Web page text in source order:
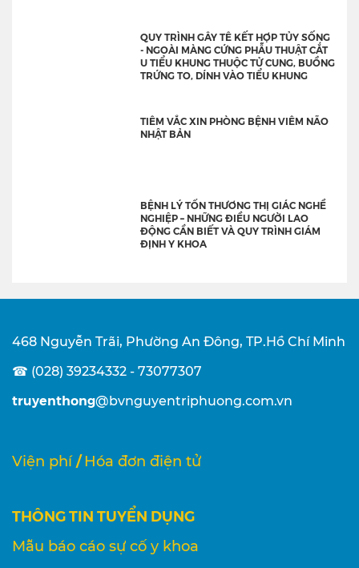
QUY TRÌNH GÂY TÊ KẾT HỢP TỦY SỐNG
- NGOÀI MÀNG CỨNG PHẪU THUẬT CẮT
U TIỂU KHUNG THUỘC TỬ CUNG, BUỒNG
TRỨNG TO, DÍNH VÀO TIỂU KHUNG
TIÊM VẮC XIN PHÒNG BỆNH VIÊM NÃO
NHẬT BẢN
BỆNH LÝ TỔN THƯƠNG THỊ GIÁC NGHỀ
NGHIỆP – NHỮNG ĐIỀU NGƯỜI LAO
ĐỘNG CẦN BIẾT VÀ QUY TRÌNH GIÁM
ĐỊNH Y KHOA
468 Nguyễn Trãi, Phường An Đông, TP.Hồ Chí Minh
☎ (028) 39234332 - 73077307
truyenthong@bvnguyentriphuong.com.vn
Viện phí / Hóa đơn điện tử
THÔNG TIN TUYỂN DỤNG
Mẫu báo cáo sự cố y khoa